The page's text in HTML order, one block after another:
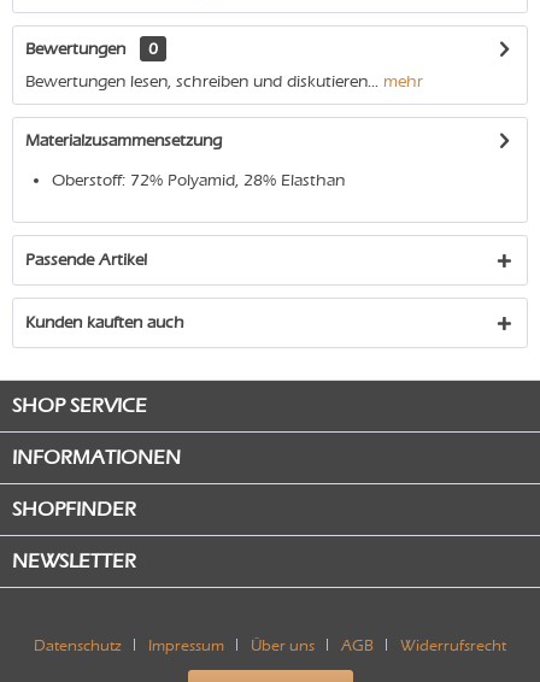
Bewertungen
0
Bewertungen lesen, schreiben und diskutieren... mehr
Materialzusammensetzung
Oberstoff: 72% Polyamid, 28% Elasthan
Passende Artikel
Kunden kauften auch
SHOP SERVICE
INFORMATIONEN
SHOPFINDER
NEWSLETTER
Datenschutz Impressum Über uns AGB Widerrufsrecht